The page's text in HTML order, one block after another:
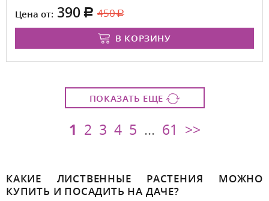
Цена от: 390 450
В КОРЗИНУ
ПОКАЗАТЬ ЕЩЕ
1 2 3 4 5 ... 61 >>
КАКИЕ ЛИСТВЕННЫЕ РАСТЕНИЯ МОЖНО
КУПИТЬ И ПОСАДИТЬ НА ДАЧЕ?